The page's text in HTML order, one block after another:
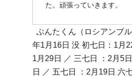
た。頑張っていきます。
ぶんたくん（ロシアン
年1月16日 没 初七日：1月
1月29日 ／ 三七日 ：2月5
日 ／ 五七日 ：2月19日 六